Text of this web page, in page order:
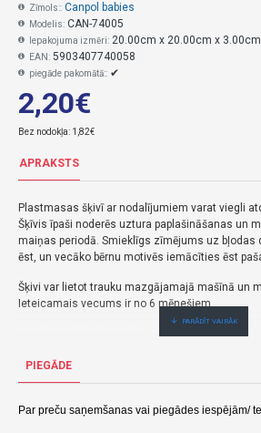
2,20€
Bez nodokļa: 1,82€
Zīmols:: Canpol babies
Modelis: CAN-74005
Iepakojuma izmēri: 20.00cm x 20.00cm x 3.00cm
EAN: 5903407740058
piegāde pakomātā:: ✔
APRAKSTS
Plastmasas šķivī ar nodalījumiem varat viegli
Šķīvis īpaši noderēs uztura paplašināšanas un
maiņas periodā. Smieklīgs zīmējums uz bļodas
ēst, un vecāko bērnu motivēs iemācīties ēst
Šķivi var lietot trauku mazgājamajā mašīnā un
Ieteicamais vecums ir no 6 mēnešiem.
Nopirkt Šķivis ANIMAL ar nodalījumiem Canpol babies 74/005--par zemu cenu,ātri,ērti,bez
PIEGĀDE
Par preču saņemšanas vai piegādes iespējām/